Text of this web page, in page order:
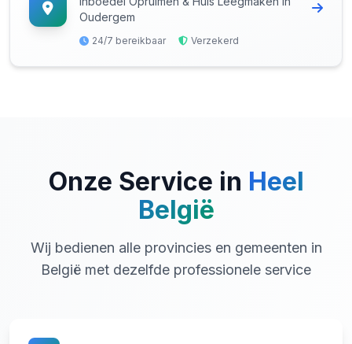
Oudergem
24/7 bereikbaar Verzekerd
Onze Service in Heel
België
Wij bedienen alle provincies en gemeenten in
België met dezelfde professionele service